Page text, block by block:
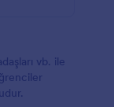
vb. ile